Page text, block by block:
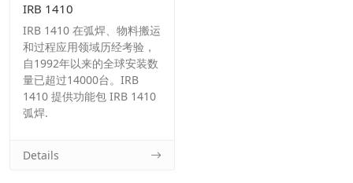
IRB 1410
IRB 1410 在弧焊、物料搬运
和过程应用领域历经考验，
自1992年以来的全球安装数
量已超过14000台。IRB
1410 提供功能包 IRB 1410
弧焊.
Details